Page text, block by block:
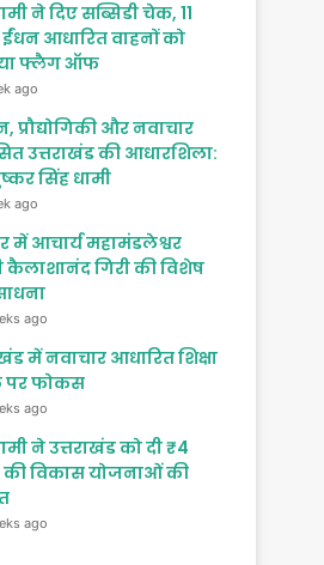
ने दिए सब्सिडी चेक, 11
आधारित वाहनों को
फ्लैग ऑफ
ago
प्रौद्योगिकी और नवाचार
उत्तराखंड की आधारशिला:
सिंह धामी
ago
में आचार्य महामंडलेश्वर
कैलाशानंद गिरी की विशेष
ago
में नवाचार आधारित शिक्षा
पर फोकस
ago
ने उत्तराखंड को दी ₹4
की विकास योजनाओं की
ago